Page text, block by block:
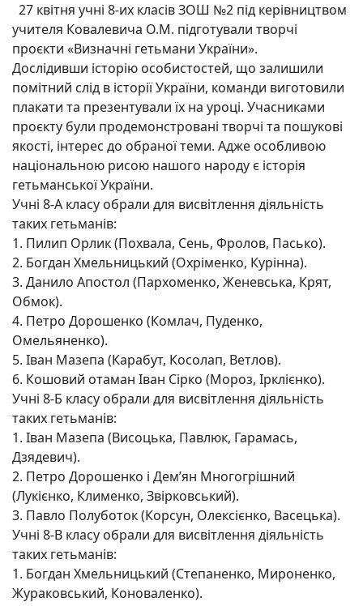
27 квітня учні 8-их класів ЗОШ №2 під керівництвом
учителя Ковалевича О.М. підготували творчі
проєкти «Визначні гетьмани України».
Дослідивши історію особистостей, що залишили
помітний слід в історії України, команди виготовили
плакати та презентували їх на уроці. Учасниками
проєкту були продемонстровані творчі та пошукові
якості, інтерес до обраної теми. Адже особливою
національною рисою нашого народу є історія
гетьманської України.
Учні 8-А класу обрали для висвітлення діяльність
таких гетьманів:
1. Пилип Орлик (Похвала, Сень, Фролов, Пасько).
2. Богдан Хмельницький (Охріменко, Курінна).
3. Данило Апостол (Пархоменко, Женевська, Крят,
Обмок).
4. Петро Дорошенко (Комлач, Пуденко,
Омельяненко).
5. Іван Мазепа (Карабут, Косолап, Ветлов).
6. Кошовий отаман Іван Сірко (Мороз, Ірклієнко).
Учні 8-Б класу обрали для висвітлення діяльність
таких гетьманів:
1. Іван Мазепа (Висоцька, Павлюк, Гарамась,
Дзядевич).
2. Петро Дорошенко і Дем’ян Многогрішний
(Лукієнко, Клименко, Звірковський).
3. Павло Полуботок (Корсун, Олексієнко, Васецька).
Учні 8-В класу обрали для висвітлення діяльність
таких гетьманів:
1. Богдан Хмельницький (Степаненко, Мироненко,
Жураковський, Коноваленко).